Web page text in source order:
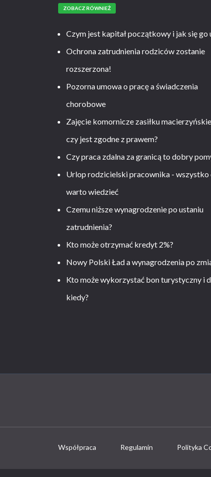
ZOBACZ RÓWNIEŻ
Czym jest kapitał początkowy i jak się go
Ochrona zatrudnienia rodziców zostanie
rozszerzona!
Pozorna umowa o pracę a świadczenia
chorobowe
Zajęcie komornicze zasiłku
czy jest zgodne z prawem?
Czy praca zdalna za granicą to dobry
Urlop rodzicielski pracownika - wszystko
warto wiedzieć
Czemu niższe wynagrodzenie po ustaniu
zatrudnienia?
Kto może otrzymać kredyt 2%?
Nowy Polski Ład a wynagrodzenia po
Kto może wykorzystać bon turystyczny i
kiedy?
Współpraca Regulamin Polityka